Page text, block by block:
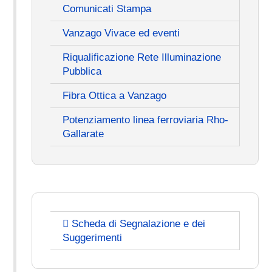
Comunicati Stampa
Vanzago Vivace ed eventi
Riqualificazione Rete Illuminazione
Pubblica
Fibra Ottica a Vanzago
Potenziamento linea ferroviaria Rho-
Gallarate
Scheda di Segnalazione e dei
Suggerimenti